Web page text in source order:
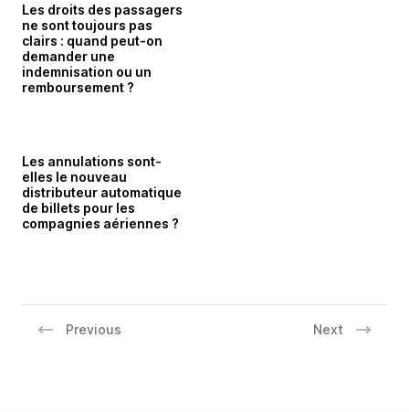
Les droits des passagers
ne sont toujours pas
clairs : quand peut-on
demander une
indemnisation ou un
remboursement ?
Les annulations sont-
elles le nouveau
distributeur automatique
de billets pour les
compagnies aériennes ?
Previous Next